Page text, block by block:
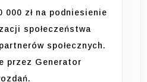
000 zł na podniesienie
społeczeństwa
społecznych.
przez Generator